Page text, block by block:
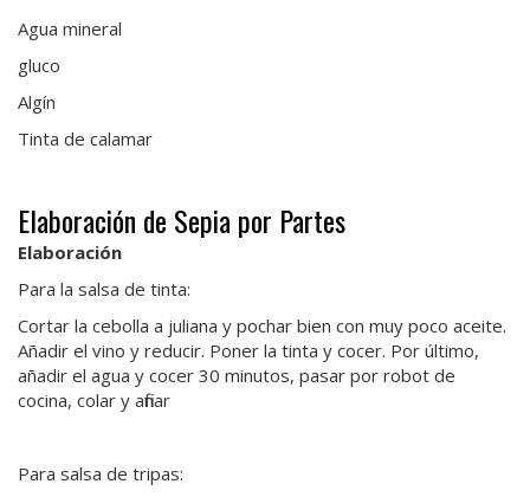
Agua mineral
gluco
Algín
Tinta de calamar
Elaboración de Sepia por Partes
Elaboración
Para la salsa de tinta:
Cortar la cebolla a juliana y pochar bien con muy poco aceite.
Añadir el vino y reducir. Poner la tinta y cocer. Por último,
añadir el agua y cocer 30 minutos, pasar por robot de
cocina, colar y afinar
Para salsa de tripas: